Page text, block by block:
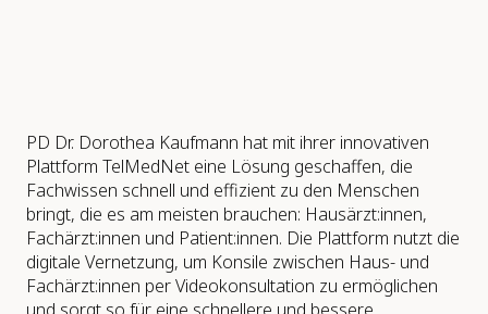
PD Dr. Dorothea Kaufmann hat mit ihrer innovativen
Plattform TelMedNet eine Lösung geschaffen, die
Fachwissen schnell und effizient zu den Menschen
bringt, die es am meisten brauchen: Hausärzt:innen,
Fachärzt:innen und Patient:innen. Die Plattform nutzt die
digitale Vernetzung, um Konsile zwischen Haus- und
Fachärzt:innen per Videokonsultation zu ermöglichen